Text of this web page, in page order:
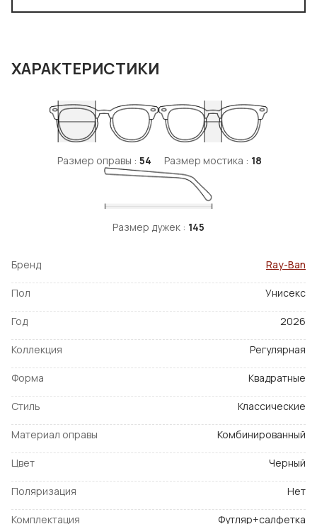
ХАРАКТЕРИСТИКИ
Размер оправы : 54 Размер мостика : 18
Размер дужек : 145
Бренд Ray-Ban
Пол Унисекс
Год 2026
Коллекция Регулярная
Форма Квадратные
Стиль Классические
Материал оправы Комбинированный
Цвет Черный
Поляризация Нет
Комплектация Футляр+салфетка